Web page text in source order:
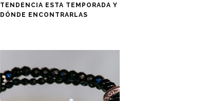
TENDENCIA ESTA TEMPORADA Y
DÓNDE ENCONTRARLAS